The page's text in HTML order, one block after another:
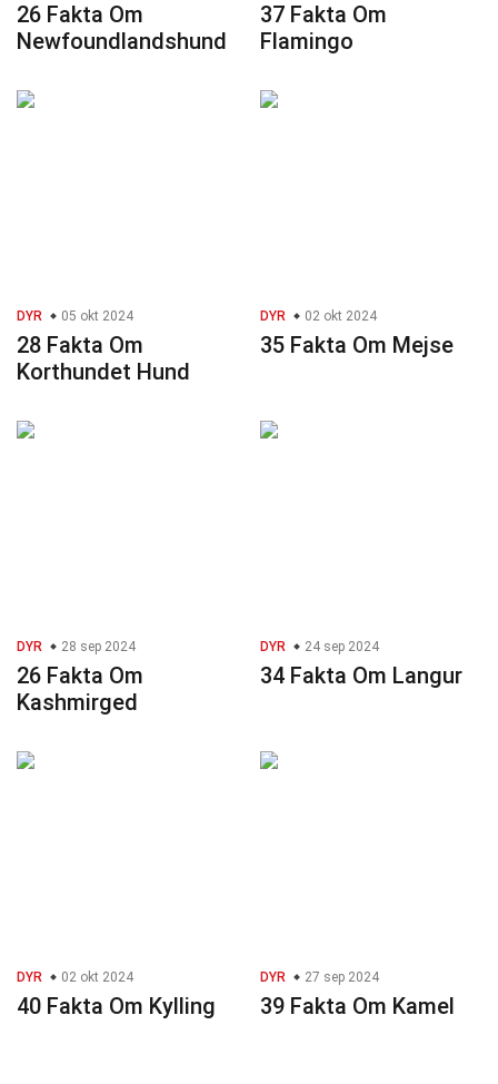
26 Fakta Om
Newfoundlandshund
37 Fakta Om
Flamingo
DYR 05 okt 2024
28 Fakta Om
Korthundet Hund
DYR 02 okt 2024
35 Fakta Om Mejse
DYR 28 sep 2024
26 Fakta Om
Kashmirged
DYR 24 sep 2024
34 Fakta Om Langur
DYR 02 okt 2024
40 Fakta Om Kylling
DYR 27 sep 2024
39 Fakta Om Kamel